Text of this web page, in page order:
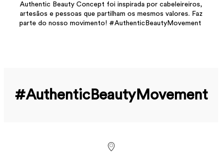
Authentic Beauty Concept foi inspirada por cabeleireiros,
artesãos e pessoas que partilham os mesmos valores. Faz
parte do nosso movimento! #AuthenticBeautyMovement
#Authentic­Beauty­Movement